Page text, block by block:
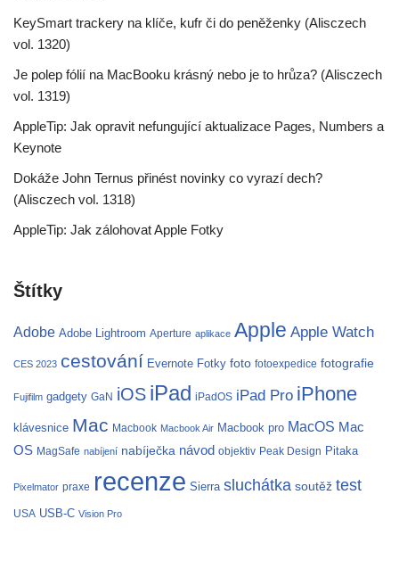
KeySmart trackery na klíče, kufr či do peněženky (Alisczech
vol. 1320)
Je polep fólií na MacBooku krásný nebo je to hrůza? (Alisczech
vol. 1319)
AppleTip: Jak opravit nefungující aktualizace Pages, Numbers a
Keynote
Dokáže John Ternus přinést novinky co vyrazí dech?
(Alisczech vol. 1318)
AppleTip: Jak zálohovat Apple Fotky
Štítky
Adobe Adobe Lightroom Aperture aplikace Apple Apple Watch
CES 2023 cestování Evernote Fotky foto fotoexpedice fotografie
Fujifilm gadgety GaN iOS iPad iPadOS iPad Pro iPhone
klávesnice Mac Macbook Macbook Air Macbook pro MacOS Mac
OS MagSafe nabíjení nabíječka návod objektiv Peak Design Pitaka
Pixelmator praxe recenze Sierra sluchátka soutěž test
USA USB-C Vision Pro